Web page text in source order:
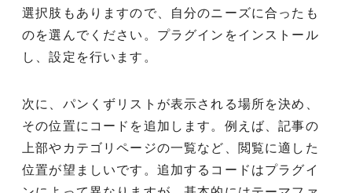
選択肢もありますので、自分のニーズに合ったも
のを選んでください。プラグインをインストール
し、設定を行います。
次に、パンくずリストが表示される場所を決め、
その位置にコードを追加します。例えば、記事の
上部やカテゴリページの一覧など、閲覧に適した
位置が望ましいです。追加するコードはプラグイ